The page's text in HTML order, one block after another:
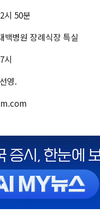
시 50분
백병원 장례식장 특실
시
영.